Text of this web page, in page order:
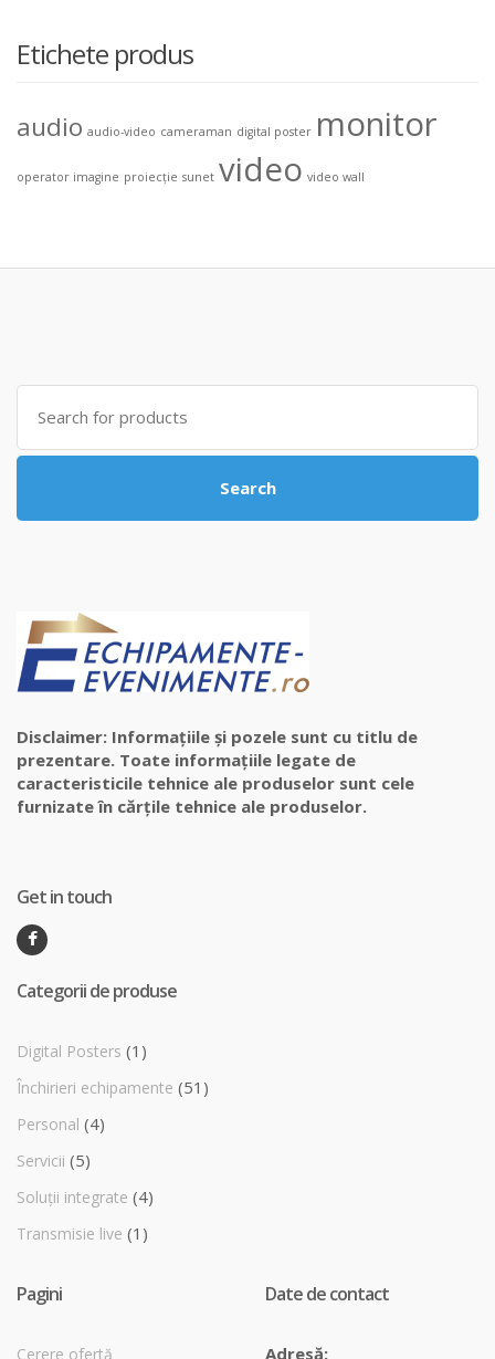
Etichete produs
audio audio-video cameraman digital poster monitor
operator imagine proiecție sunet video video wall
Search
for:
Search
Disclaimer: Informațiile și pozele sunt cu titlu de
prezentare. Toate informațiile legate de
caracteristicile tehnice ale produselor sunt cele
furnizate în cărțile tehnice ale produselor.
Get in touch
Categorii de produse
Digital Posters (1)
Închirieri echipamente (51)
Personal (4)
Servicii (5)
Soluții integrate (4)
Transmisie live (1)
Pagini
Cerere ofertă
Date de contact
Adresă: